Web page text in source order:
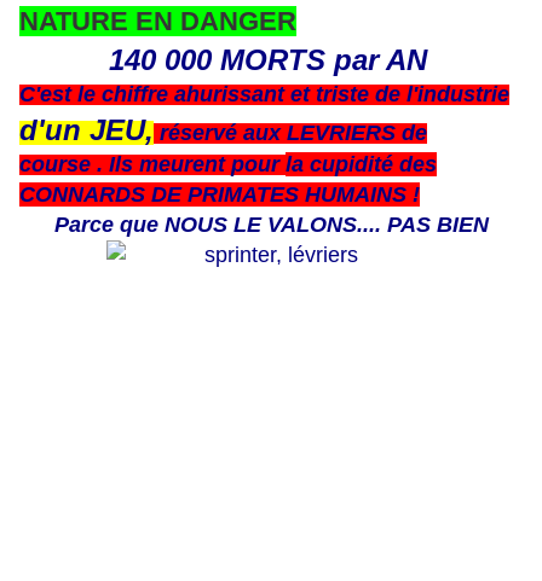
NATURE EN DANGER
140 000 MORTS par AN
C'est le chiffre ahurissant et triste de l'industrie
d'un JEU, réservé aux LEVRIERS de
course . Ils meurent pour la cupidité des
CONNARDS DE PRIMATES HUMAINS !
Parce que NOUS LE VALONS.... PAS BIEN